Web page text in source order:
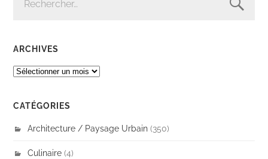
ARCHIVES
ARCHIVES
CATÉGORIES
Architecture / Paysage Urbain (350)
Culinaire (4)